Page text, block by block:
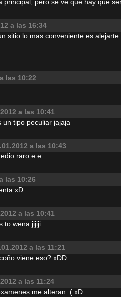
principal, pero se ve que hay que
a las 16:34
sitio lo mas conveniente es alejarte
las 10:22
a las 10:41
un tipo peculiar jajaja
a las 10:43
raro e.e
las 10:26
xD
a las 10:41
to wena jijiji
a las 11:21
viene eso? xDD
a las 11:24
me alteran :( xD